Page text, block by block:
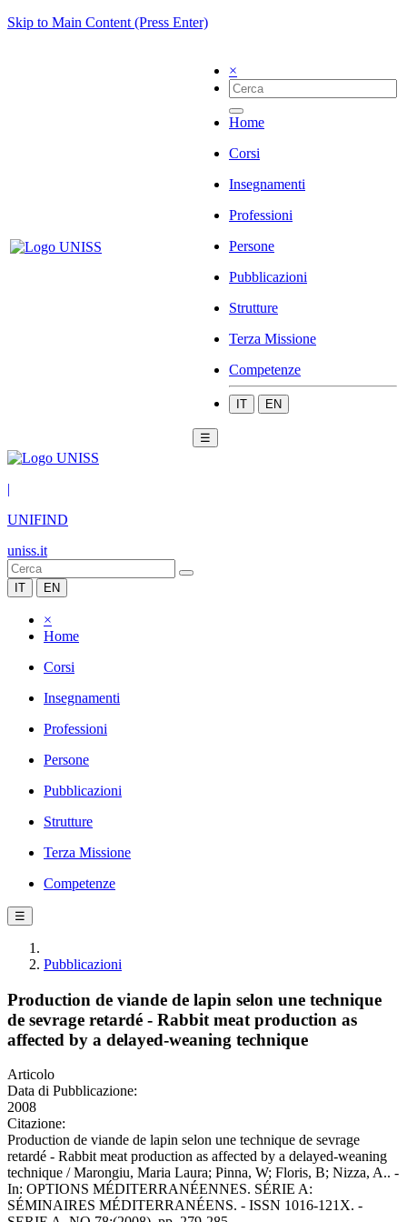
Skip to Main Content (Press Enter)
×
Home
Corsi
Insegnamenti
Professioni
Persone
Pubblicazioni
Strutture
Terza Missione
Competenze
IT EN
☰
|
UNIFIND
uniss.it
IT EN
×
Home
Corsi
Insegnamenti
Professioni
Persone
Pubblicazioni
Strutture
Terza Missione
Competenze
☰
Pubblicazioni
Production de viande de lapin selon une technique
de sevrage retardé - Rabbit meat production as
affected by a delayed-weaning technique
Articolo
Data di Pubblicazione:
2008
Citazione:
Production de viande de lapin selon une technique de sevrage
retardé - Rabbit meat production as affected by a delayed-weaning
technique / Marongiu, Maria Laura; Pinna, W; Floris, B; Nizza, A.. -
In: OPTIONS MÉDITERRANÉENNES. SÉRIE A:
SÉMINAIRES MÉDITERRANÉENS. - ISSN 1016-121X. -